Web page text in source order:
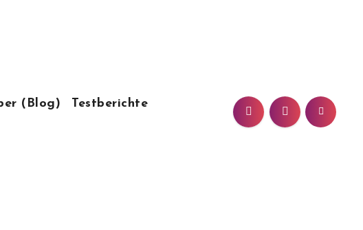
(Blog)
Testberichte